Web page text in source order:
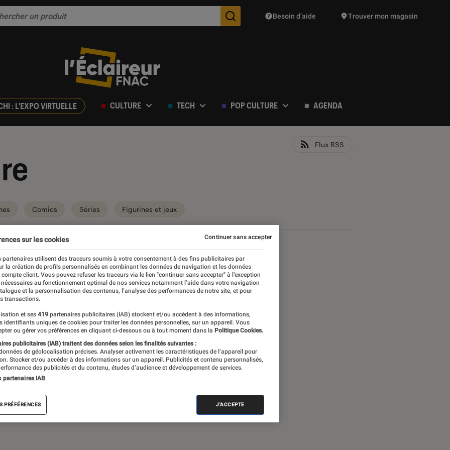
Des suggestions de produits vont vous être proposées
Besoin d’aide Trouver mon magasin
: L'EXPO VIRTUELLE CULTURE TECH POP CULTURE AGENDA
Flux RSS
Comics Séries Figurines et jeux
société, jeux vidéos… Du suivi de
par les critiques et les articles long
le meilleur de l’actualité pop culture
Disney+ Star Wars Apple TV+ LEGO James Bond
sur les cookies
partenaires utilisent des traceurs soumis à votre consentement à des fins publicitaires par
la création de profils personnalisés en combinant les données de navigation et les données
compte client. Vous pouvez refuser les traceurs via le lien "continuer sans accepter" à l’exception
au fonctionnement optimal de nos services notamment l’aide dans votre navigation
et la personnalisation des contenus, l’analyse des performances de notre site, et pour
transactions.
et ses 419 partenaires publicitaires (IAB) stockent et/ou accèdent à des informations,
identifiants uniques de cookies pour traiter les données personnelles, sur un appareil. Vous
ou gérer vos préférences en cliquant ci-dessous ou à tout moment dans la Politique Cookies.
publicitaires (IAB) traitent des données selon les finalités suivantes :
de géolocalisation précises. Analyser activement les caractéristiques de l’appareil pour
Stocker et/ou accéder à des informations sur un appareil. Publicités et contenu personnalisés,
des publicités et du contenu, études d’audience et développement de services.
partenaires IAB
PRÉFÉRENCES J'ACCEPTE
Continuer sans accepter